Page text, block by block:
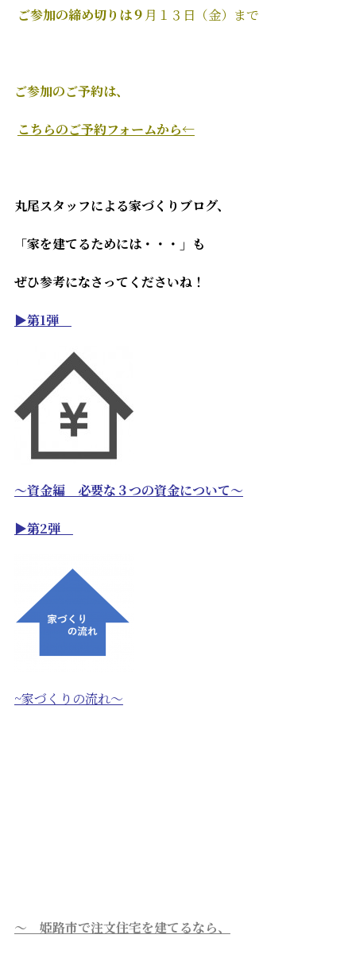
ご参加の締め切りは９ 月１３日（金）まで
ご参加のご予約は、
こちらのご予約フォームから←
丸尾スタッフによる家づくりブログ、
「家を建てるためには・・・」も
ぜひ参考になさってくださいね！
▶第1弾
～資金編 必要な３つの資金について～
▶第2弾
~家づくりの流れ～
～ 姫路市で注文住宅を建てるなら、